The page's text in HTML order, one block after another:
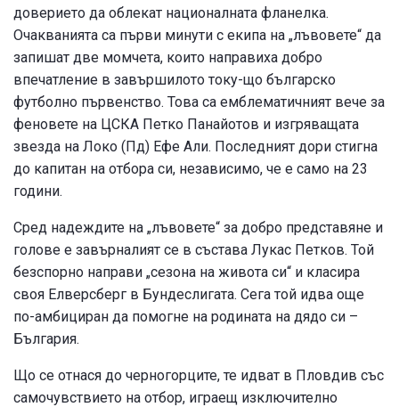
доверието да облекат националната фланелка.
Очакванията са първи минути с екипа на „лъвовете“ да
запишат две момчета, които направиха добро
впечатление в завършилото току-що българско
футболно първенство. Това са емблематичният вече за
феновете на ЦСКА Петко Панайотов и изгряващата
звезда на Локо (Пд) Ефе Али. Последният дори стигна
до капитан на отбора си, независимо, че е само на 23
години.
Сред надеждите на „лъвовете“ за добро представяне и
голове е завърналият се в състава Лукас Петков. Той
безспорно направи „сезона на живота си“ и класира
своя Елверсберг в Бундеслигата. Сега той идва още
по-амбициран да помогне на родината на дядо си –
България.
Що се отнася до черногорците, те идват в Пловдив със
самочувствието на отбор, играещ изключително